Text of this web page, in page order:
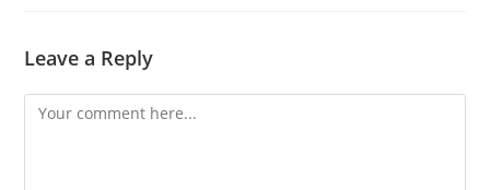
Leave a Reply
Comment